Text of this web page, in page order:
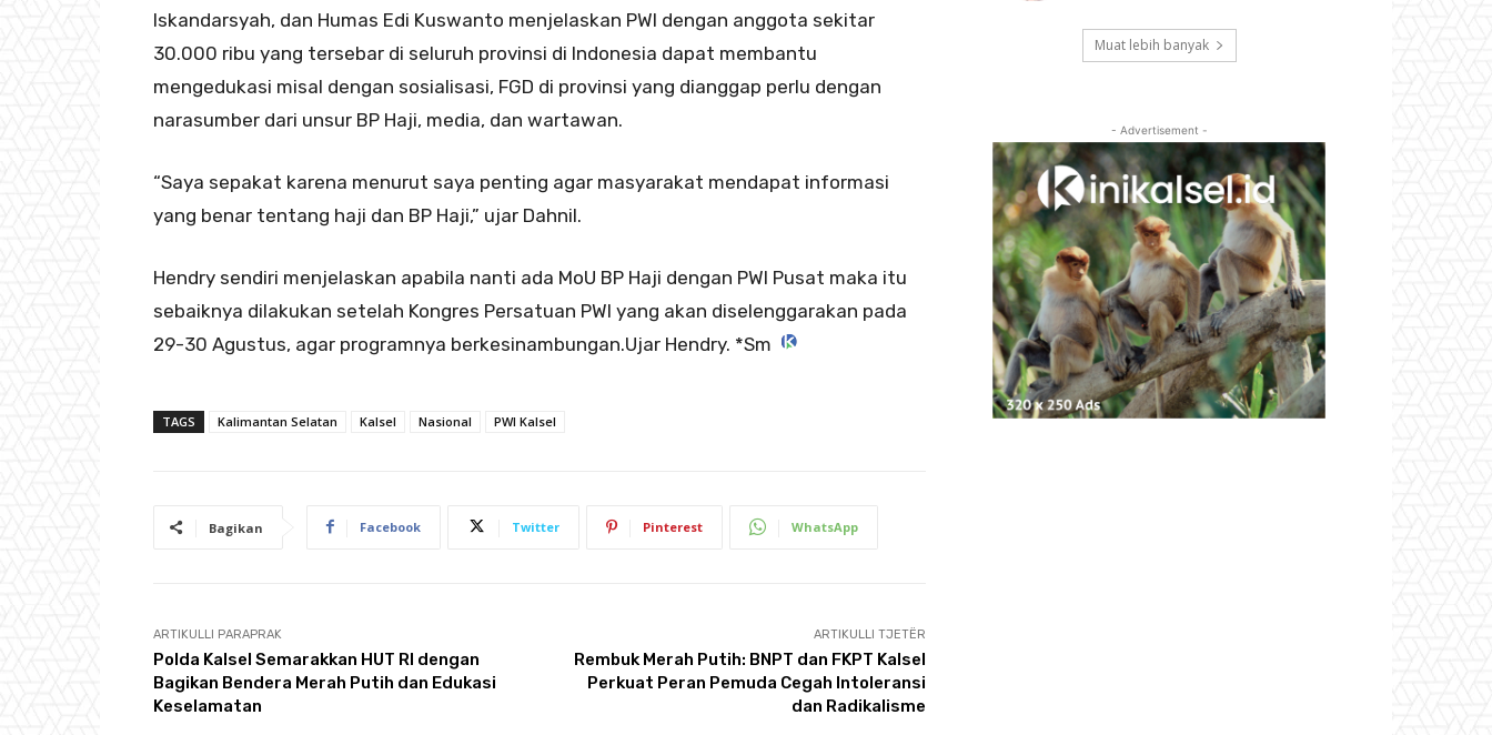
Iskandarsyah, dan Humas Edi Kuswanto menjelaskan PWI dengan anggota sekitar
30.000 ribu yang tersebar di seluruh provinsi di Indonesia dapat membantu
mengedukasi misal dengan sosialisasi, FGD di provinsi yang dianggap perlu dengan
narasumber dari unsur BP Haji, media, dan wartawan.
“Saya sepakat karena menurut saya penting agar masyarakat mendapat informasi
yang benar tentang haji dan BP Haji,” ujar Dahnil.
Hendry sendiri menjelaskan apabila nanti ada MoU BP Haji dengan PWI Pusat maka itu
sebaiknya dilakukan setelah Kongres Persatuan PWI yang akan diselenggarakan pada
29-30 Agustus, agar programnya berkesinambungan.Ujar Hendry. *Sm
TAGS Kalimantan Selatan Kalsel Nasional PWI Kalsel
Bagikan Facebook Twitter Pinterest WhatsApp
ARTIKULLI PARAPRAK
Polda Kalsel Semarakkan HUT RI dengan
Bagikan Bendera Merah Putih dan Edukasi
Keselamatan
ARTIKULLI TJETËR
Rembuk Merah Putih: BNPT dan FKPT Kalsel
Perkuat Peran Pemuda Cegah Intoleransi
dan Radikalisme
Muat lebih banyak
- Advertisement -